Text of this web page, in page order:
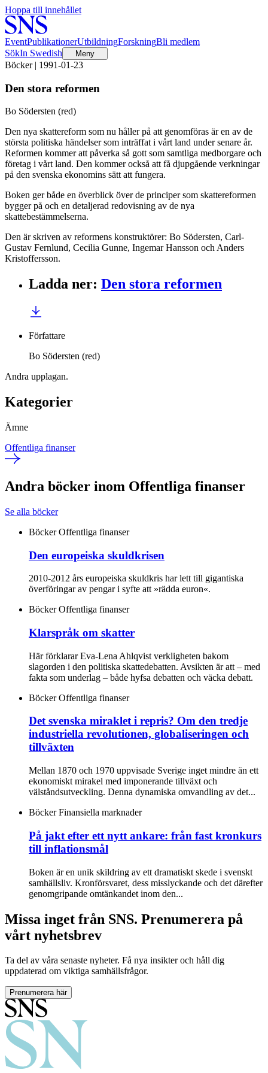
Hoppa till innehållet
EventPublikationerUtbildningForskningBli medlem
SökIn Swedish Meny
Böcker | 1991-01-23
Den stora reformen
Bo Södersten (red)
Den nya skattereform som nu håller på att genomföras är en av de
största politiska händelser som inträffat i vårt land under senare år.
Reformen kommer att påverka så gott som samtliga medborgare och
företag i vårt land. Den kommer också att få djupgående verkningar
på den svenska ekonomins sätt att fungera.
Boken ger både en överblick över de principer som skattereformen
bygger på och en detaljerad redovisning av de nya
skattebestämmelserna.
Den är skriven av reformens konstruktörer: Bo Södersten, Carl-
Gustav Fernlund, Cecilia Gunne, Ingemar Hansson och Anders
Kristoffersson.
Ladda ner: Den stora reformen
Författare
Bo Södersten (red)
Andra upplagan.
Kategorier
Ämne
Offentliga finanser
Andra böcker inom Offentliga finanser
Se alla böcker
Böcker Offentliga finanser
Den europeiska skuldkrisen
2010-2012 års europeiska skuldkris har lett till gigantiska
överföringar av pengar i syfte att »rädda euron«.
Böcker Offentliga finanser
Klarspråk om skatter
Här förklarar Eva-Lena Ahlqvist verkligheten bakom
slagorden i den politiska skattedebatten. Avsikten är att – med
fakta som underlag – både hyfsa debatten och väcka debatt.
Böcker Offentliga finanser
Det svenska miraklet i repris? Om den tredje
industriella revolutionen, globaliseringen och
tillväxten
Mellan 1870 och 1970 uppvisade Sverige inget mindre än ett
ekonomiskt mirakel med imponerande tillväxt och
välståndsutveckling. Denna dynamiska omvandling av det...
Böcker Finansiella marknader
På jakt efter ett nytt ankare: från fast kronkurs
till inflationsmål
Boken är en unik skildring av ett dramatiskt skede i svenskt
samhällsliv. Kronförsvaret, dess misslyckande och det därefter
genomgripande omtänkandet inom den...
Missa inget från SNS. Prenumerera på
vårt nyhetsbrev
Ta del av våra senaste nyheter. Få nya insikter och håll dig
uppdaterad om viktiga samhällsfrågor.
Prenumerera här